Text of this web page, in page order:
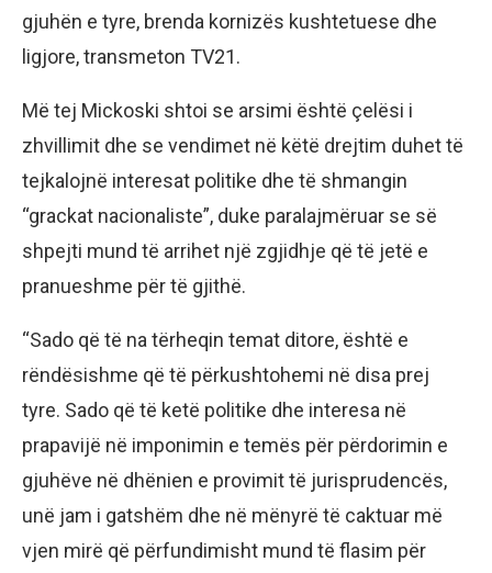
gjuhën e tyre, brenda kornizës kushtetuese dhe
ligjore, transmeton TV21.
Më tej Mickoski shtoi se arsimi është çelësi i
zhvillimit dhe se vendimet në këtë drejtim duhet të
tejkalojnë interesat politike dhe të shmangin
“grackat nacionaliste”, duke paralajmëruar se së
shpejti mund të arrihet një zgjidhje që të jetë e
pranueshme për të gjithë.
“Sado që të na tërheqin temat ditore, është e
rëndësishme që të përkushtohemi në disa prej
tyre. Sado që të ketë politike dhe interesa në
prapavijë në imponimin e temës për përdorimin e
gjuhëve në dhënien e provimit të jurisprudencës,
unë jam i gatshëm dhe në mënyrë të caktuar më
vjen mirë që përfundimisht mund të flasim për